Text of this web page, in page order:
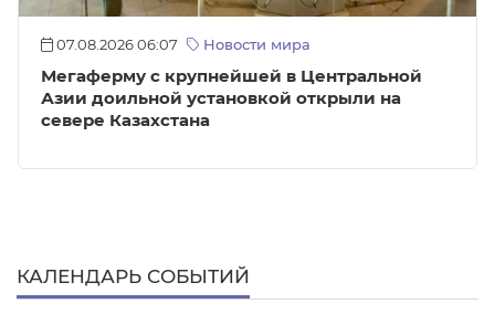
07.08.2026 06:07 Новости мира
Мегаферму с крупнейшей в Центральной
Азии доильной установкой открыли на
севере Казахстана
КАЛЕНДАРЬ СОБЫТИЙ